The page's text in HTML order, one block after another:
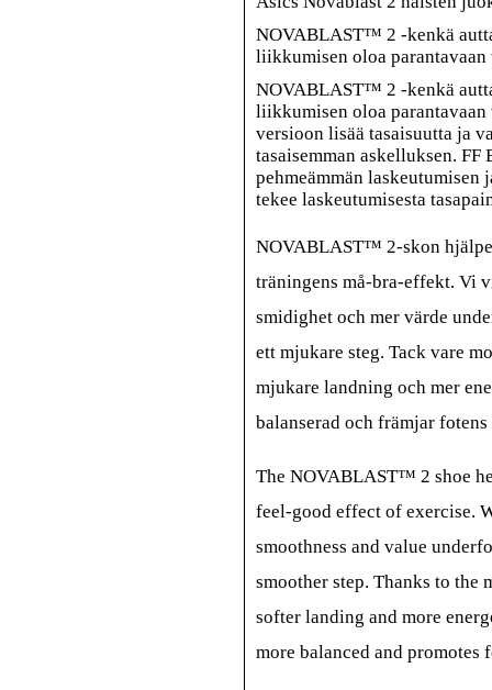
NOVABLAST™ 2 -kenkä
liikkumisen oloa
NOVABLAST™ 2 -kenkä
liikkumisen oloa parantavaan
versioon lisää tasaisuutta ja
tasaisemman askelluksen.
pehmeämmän laskeutumisen
tekee laskeutumisesta
NOVABLAST™ 2-skon
träningens må-bra-effekt. Vi
smidighet och mer värde
ett mjukare steg. Tack vare
mjukare landning och mer
balanserad och främjar
The NOVABLAST™ 2 shoe
feel-good effect of exercise.
smoothness and value
smoother step. Thanks to
softer landing and more
more balanced and